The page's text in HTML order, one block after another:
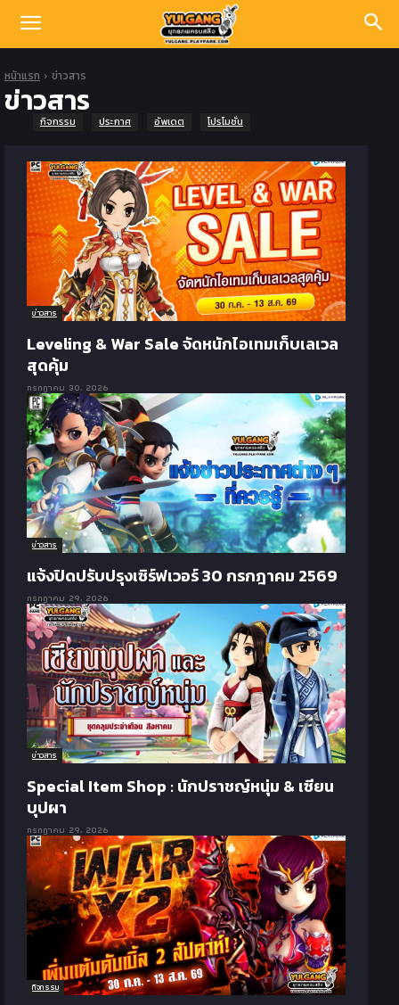
หน้าแรก ข่าวสาร
ข่าวสาร
กิจกรรม ประกาศ อัพเดต โปรโมชั่น
ข่าวสาร
Leveling & War Sale จัดหนักไอเทมเก็บเลเวล
สุดคุ้ม
กรกฎาคม 30, 2026
ข่าวสาร
แจ้งปิดปรับปรุงเซิร์ฟเวอร์ 30 กรกฎาคม 2569
กรกฎาคม 29, 2026
ข่าวสาร
Special Item Shop : นักปราชญ์หนุ่ม & เซียน
บุปผา
กรกฎาคม 29, 2026
กิจกรรม